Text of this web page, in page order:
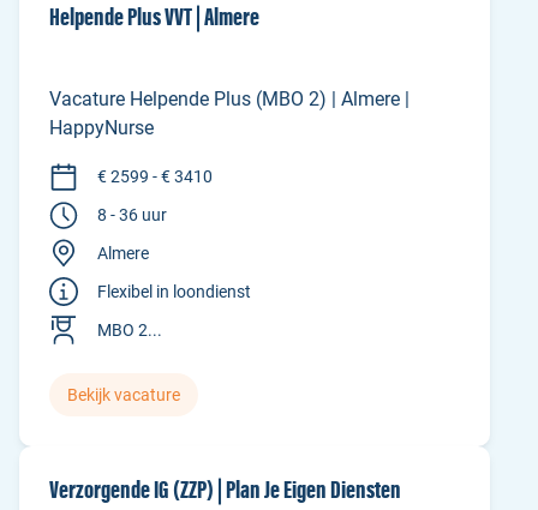
Helpende Plus VVT | Almere
Vacature Helpende Plus (MBO 2) | Almere |
HappyNurse
€ 2599 - € 3410
8 - 36 uur
Almere
Flexibel in loondienst
MBO 2...
Bekijk vacature
Verzorgende IG (ZZP) | Plan Je Eigen Diensten